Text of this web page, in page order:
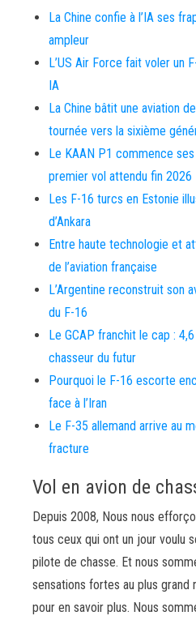
La Chine confie à l’IA ses
ampleur
L’US Air Force fait voler un
IA
La Chine bâtit une aviation
tournée vers la sixième
Le KAAN P1 commence
premier vol attendu fin 2026
Les F-16 turcs en Estonie
d’Ankara
Entre haute technologie et
de l’aviation française
L’Argentine reconstruit son
du F-16
Le GCAP franchit le cap :
chasseur du futur
Pourquoi le F-16 escorte
face à l’Iran
Le F-35 allemand arrive au
fracture
Vol en avion de
Depuis 2008, Nous nous
tous ceux qui ont un jour voulu
pilote de chasse. Et nous
sensations fortes au plus grand
pour en savoir plus. Nous